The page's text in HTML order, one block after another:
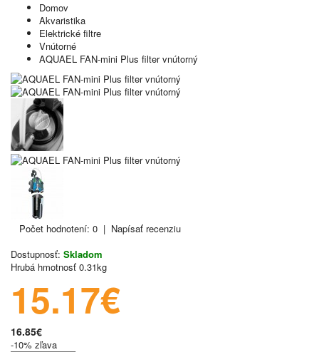
Domov
Akvaristika
Elektrické filtre
Vnútorné
AQUAEL FAN-mini Plus filter vnútorný
Počet hodnotení: 0 | Napísať recenziu
Dostupnosť: Skladom
Hrubá hmotnosť 0.31kg
15.17€
16.85€
-10% zľava